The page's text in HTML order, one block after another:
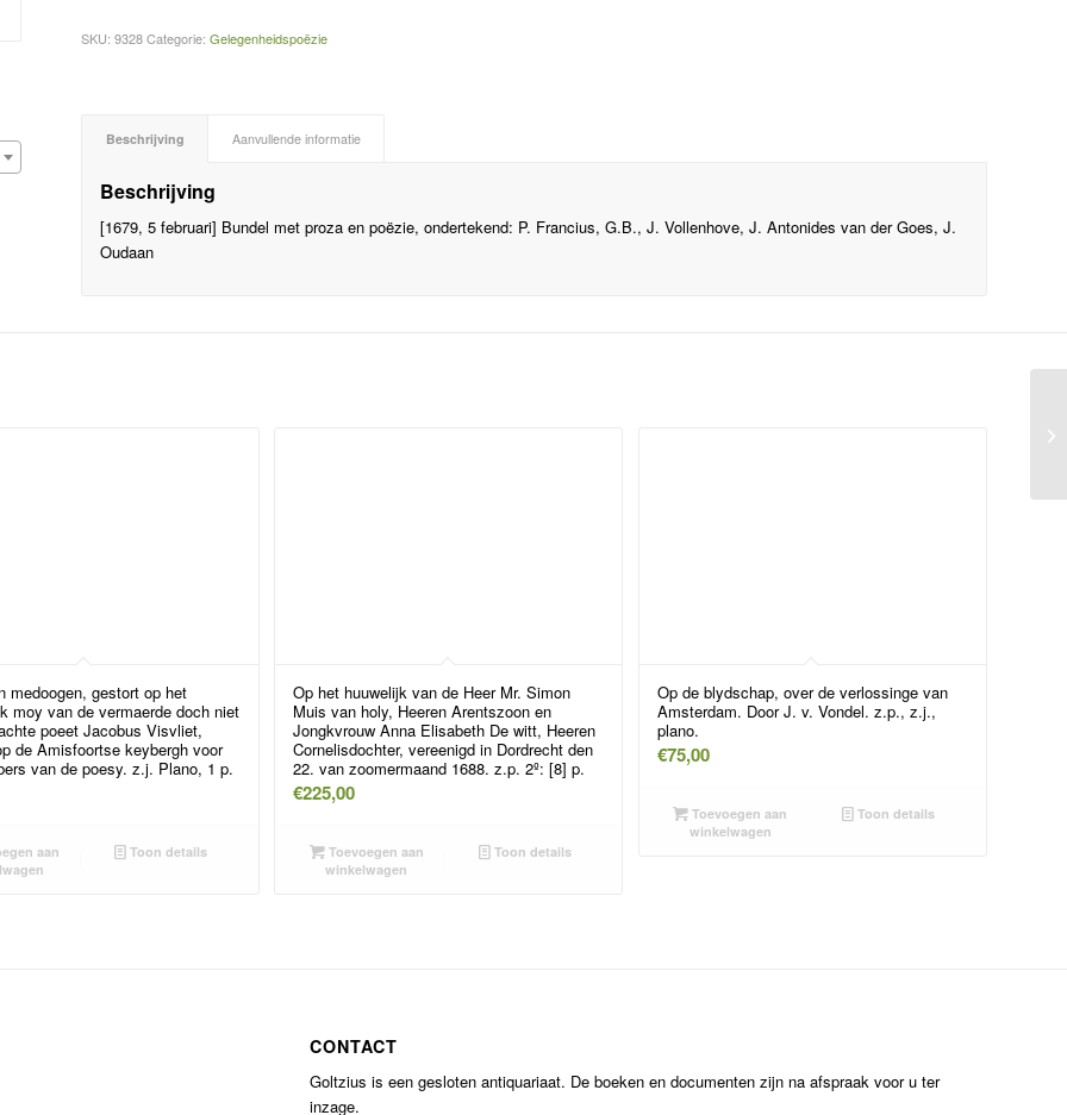
SKU:9328 Categorie:Gelegenheidspoëzie
Beschrijving Aanvullende informatie
Beschrijving
[1679, 5 februari] Bundel met proza en poëzie, ondertekend: P. Francius, G.B., J. Vollenhove, J. Antonides van der Goes, J.
Oudaan
medoogen, gestort op het
moy van de vermaerde doch niet
poeet Jacobus Visvliet,
de Amisfoortse keybergh voor
van de poesy. z.j. Plano, 1 p.
aan
Toon details
Op het huuwelijk van de Heer Mr. Simon
Muis van holy, Heeren Arentszoon en
Jongkvrouw Anna Elisabeth De witt, Heeren
Cornelisdochter, vereenigd in Dordrecht den
22. van zoomermaand 1688. z.p. 2º: [8] p.
€225,00
Toevoegen aan
winkelwagen
Toon details
Op de blydschap, over de verlossinge van
Amsterdam. Door J. v. Vondel. z.p., z.j.,
plano.
€75,00
Toevoegen aan
winkelwagen
Toon details
CONTACT
Goltzius is een gesloten antiquariaat. De boeken en documenten zijn na afspraak voor u ter
inzage.